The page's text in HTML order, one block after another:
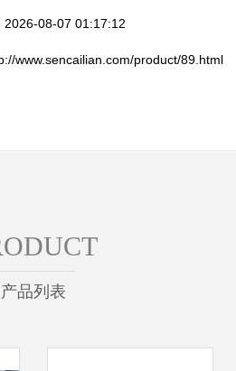
2026-08-07 01:17:12
www.sencailian.com/product/89.html
产品列表